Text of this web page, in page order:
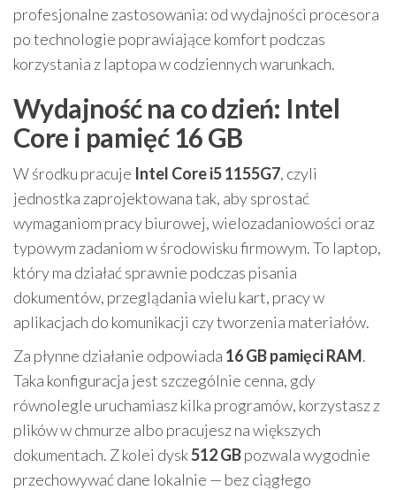
profesjonalne zastosowania: od wydajności procesora
po technologie poprawiające komfort podczas
korzystania z laptopa w codziennych warunkach.
Wydajność na co dzień: Intel
Core i pamięć 16 GB
W środku pracuje Intel Core i5 1155G7, czyli
jednostka zaprojektowana tak, aby sprostać
wymaganiom pracy biurowej, wielozadaniowości oraz
typowym zadaniom w środowisku firmowym. To laptop,
który ma działać sprawnie podczas pisania
dokumentów, przeglądania wielu kart, pracy w
aplikacjach do komunikacji czy tworzenia materiałów.
Za płynne działanie odpowiada 16 GB pamięci RAM.
Taka konfiguracja jest szczególnie cenna, gdy
równolegle uruchamiasz kilka programów, korzystasz z
plików w chmurze albo pracujesz na większych
dokumentach. Z kolei dysk512 GBpozwala wygodnie
przechowywać dane lokalnie — bez ciągłego